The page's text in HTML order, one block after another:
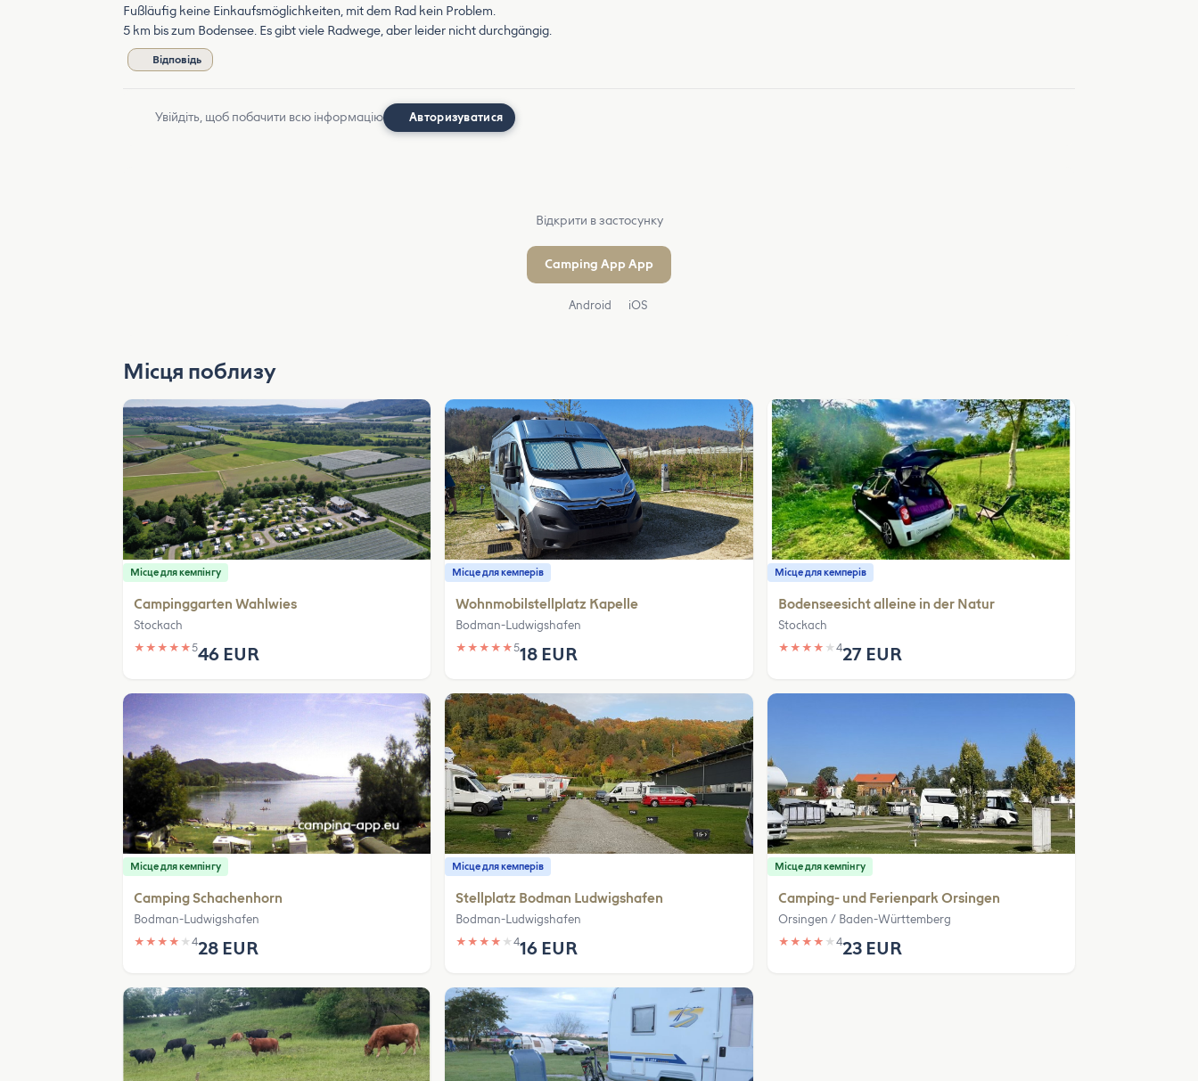
Fußläufig keine Einkaufsmöglichkeiten, mit dem Rad kein Problem.
5 km bis zum Bodensee. Es gibt viele Radwege, aber leider nicht durchgängig.
Відповідь
Увійдіть, щоб побачити всю інформацію Авторизуватися
Відкрити в застосунку
Camping App App
Android iOS
Місця поблизу
Місце для кемпінгу
Campinggarten Wahlwies
Stockach
★ ★ ★ ★ ★546 EUR
Місце для кемперів
Wohnmobilstellplatz Kapelle
Bodman-Ludwigshafen
★ ★ ★ ★ ★518 EUR
Місце для кемперів
Bodenseesicht alleine in der Natur
Stockach
★ ★ ★ ★ ★ 427 EUR
Місце для кемпінгу
Camping Schachenhorn
Bodman-Ludwigshafen
★ ★ ★ ★ ★ 428 EUR
Місце для кемперів
Stellplatz Bodman Ludwigshafen
Bodman-Ludwigshafen
★ ★ ★ ★ ★416 EUR
Місце для кемпінгу
Camping- und Ferienpark Orsingen
Orsingen / Baden-Württemberg
★ ★ ★ ★ ★ 423 EUR